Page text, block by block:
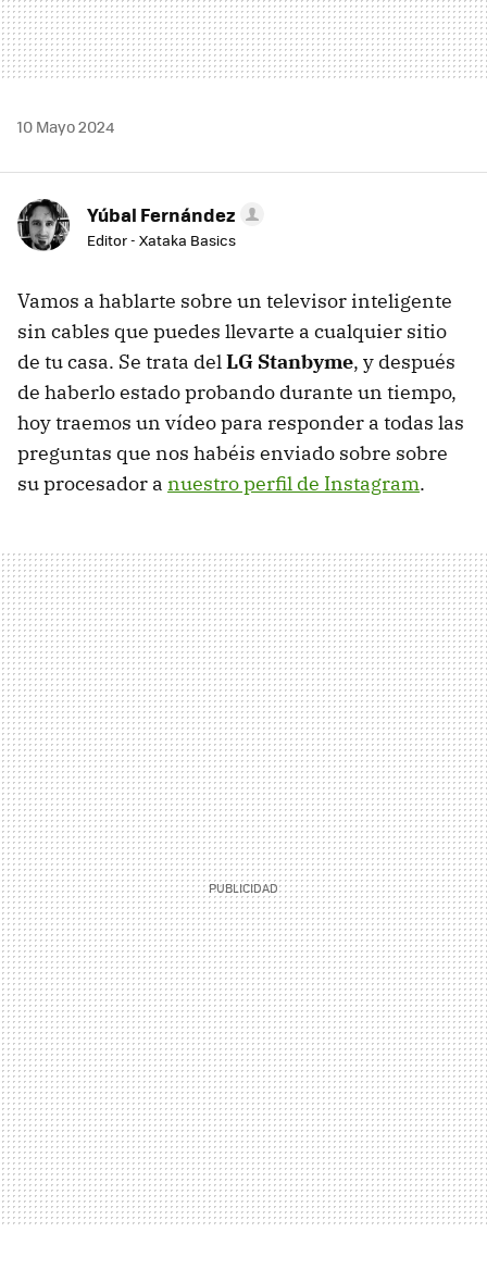
10 Mayo 2024
Yúbal Fernández
Editor - Xataka Basics
Vamos a hablarte sobre un televisor inteligente
sin cables que puedes llevarte a cualquier sitio
de tu casa. Se trata delLG Stanbyme, y después
de haberlo estado probando durante un tiempo,
hoy traemos un vídeo para responder a todas las
preguntas que nos habéis enviado sobre sobre
su procesador a nuestro perfil de Instagram.